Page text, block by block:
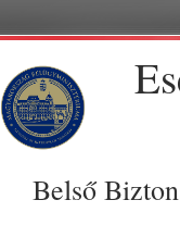
Belső